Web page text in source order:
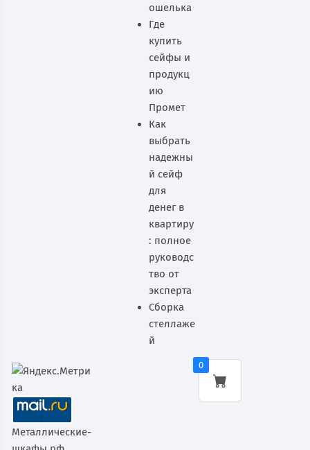
ошелька
Где
купить
сейфы и
продукц
ию
Промет
Как
выбрать
надежны
й сейф
для
денег в
квартиру
: полное
руководс
тво от
эксперта
Сборка
стеллаже
й
Металлические-
0